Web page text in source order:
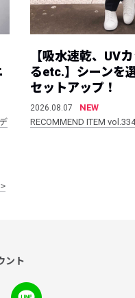
【吸水速乾、UV
るetc.】シーンを
セットアップ！
2026.08.07
NEW
RECOMMEND ITEM vol.334
ント